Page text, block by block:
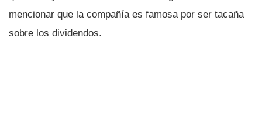
mencionar que la compañí­a es famosa por ser tacaña
sobre los dividendos.